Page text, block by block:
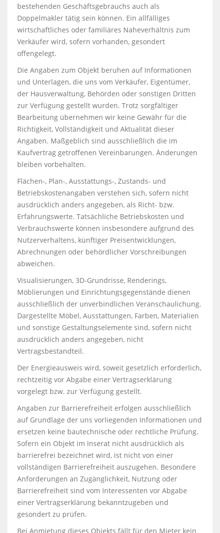
bestehenden Geschäftsgebrauchs auch als
Doppelmakler tätig sein können. Ein allfälliges
wirtschaftliches oder familiäres Naheverhältnis zum
Verkäufer wird, sofern vorhanden, gesondert
offengelegt.
Die Angaben zum Objekt beruhen auf Informationen
und Unterlagen, die uns vom Verkäufer, Eigentümer,
der Hausverwaltung, Behörden oder sonstigen Dritten
zur Verfügung gestellt wurden. Trotz sorgfältiger
Bearbeitung übernehmen wir keine Gewähr für die
Richtigkeit, Vollständigkeit und Aktualität dieser
Angaben. Maßgeblich sind ausschließlich die im
Kaufvertrag getroffenen Vereinbarungen. Änderungen
bleiben vorbehalten.
Flächen-, Plan-, Ausstattungs-, Zustands- und
Betriebskostenangaben verstehen sich, sofern nicht
ausdrücklich anders angegeben, als Richt- bzw.
Erfahrungswerte. Tatsächliche Betriebskosten und
Verbrauchswerte können insbesondere aufgrund des
Nutzerverhaltens, künftiger Preisentwicklungen,
Abrechnungen oder behördlicher Vorschreibungen
abweichen.
Visualisierungen, 3D-Grundrisse, Renderings,
Möblierungen und Einrichtungsgegenstände dienen
ausschließlich der unverbindlichen Veranschaulichung.
Dargestellte Möbel, Ausstattungen, Farben, Materialien
und sonstige Gestaltungselemente sind, sofern nicht
ausdrücklich anders angegeben, nicht
Vertragsbestandteil.
Der Energieausweis wird, soweit gesetzlich erforderlich,
rechtzeitig vor Abgabe einer Vertragserklärung
vorgelegt bzw. zur Verfügung gestellt.
Angaben zur Barrierefreiheit erfolgen ausschließlich
auf Grundlage der uns vorliegenden Informationen und
ersetzen keine bautechnische oder rechtliche Prüfung.
Sofern ein Objekt im Inserat nicht ausdrücklich als
barrierefrei bezeichnet wird, ist nicht von einer
vollständigen Barrierefreiheit auszugehen. Besondere
Anforderungen an Zugänglichkeit, Nutzung oder
Barrierefreiheit sind vom Interessenten vor Abgabe
einer Vertragserklärung bekanntzugeben und
gesondert zu prüfen.
Bei Anmietung dieses Objekts fällt für den Mieter kein